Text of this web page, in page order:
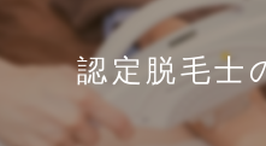
認定脱毛士